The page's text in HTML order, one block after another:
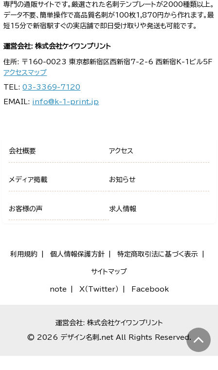
専門の通販サイトです。厳選された名刺テンプレートが2000種類以上。
データ不要、簡単操作で高品質名刺が100枚1,870円から作れます。最
短15分で新宿駅すぐの実店舗で即日受け取りや発送も可能です。
運営会社: 株式会社ケイワンプリント
住所: 〒160-0023 東京都新宿区西新宿7-2-6 西新宿K-1ビル5F
アクセスマップ
TEL:03-3369-7120
EMAIL: info@k-1-print.jp
会社概要 アクセス
メディア掲載 お知らせ
お客様の声 求人情報
利用規約 個人情報保護方針 特定商取引法に基づく表示
サイトマップ
note X（Twitter） Facebook
運営会社: 株式会社ケイワンプリント
© 2026 デザイン名刺.net All Rights Reserved.